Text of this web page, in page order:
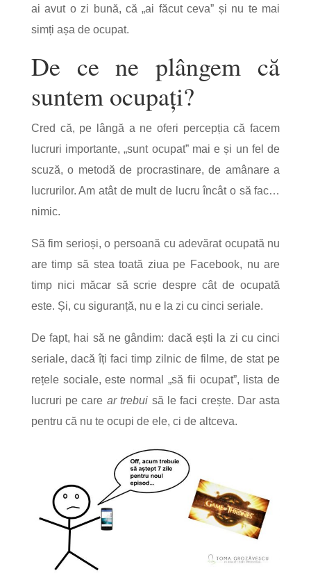
ai avut o zi bună, că „ai făcut ceva” și nu te mai
simți așa de ocupat.
De ce ne plângem că
suntem ocupați?
Cred că, pe lângă a ne oferi percepția că facem
lucruri importante, „sunt ocupat” mai e și un fel de
scuză, o metodă de procrastinare, de amânare a
lucrurilor. Am atât de mult de lucru încât o să fac…
nimic.
Să fim serioși, o persoană cu adevărat ocupată nu
are timp să stea toată ziua pe Facebook, nu are
timp nici măcar să scrie despre cât de ocupată
este. Și, cu siguranță, nu e la zi cu cinci seriale.
De fapt, hai să ne gândim: dacă ești la zi cu cinci
seriale, dacă îți faci timp zilnic de filme, de stat pe
rețele sociale, este normal „să fii ocupat”, lista de
lucruri pe care ar trebui să le faci crește. Dar asta
pentru că nu te ocupi de ele, ci de altceva.